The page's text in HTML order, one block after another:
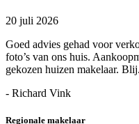
20 juli 2026
Goed advies gehad voor
foto’s van ons huis.
gekozen huizen makelaar. Blij.
- Richard Vink
Regionale makelaar